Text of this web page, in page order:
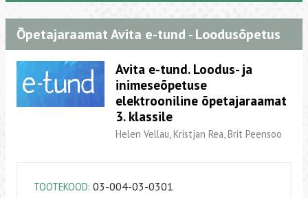
Õpetajaraamat Avita e-tund - Loodusõpetus
Avita e-tund. Loodus- ja
inimeseõpetuse
elektrooniline õpetajaraamat
3. klassile
Helen Vellau, Kristjan Rea, Brit Peensoo
TOOTEKOOD: 03-004-03-0301